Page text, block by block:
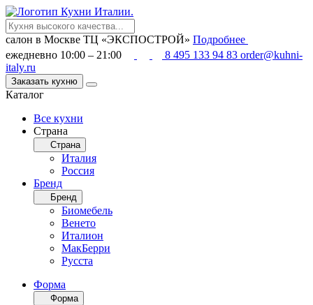
салон в Москве ТЦ «ЭКСПОСТРОЙ» Подробнее
ежедневно 10:00 – 21:00
8 495 133 94 83 order@kuhni-
italy.ru
Заказать кухню
Каталог
Все кухни
Страна
Страна
Италия
Россия
Бренд
Бренд
Биомебель
Венето
Италион
МакБерри
Русста
Форма
Форма